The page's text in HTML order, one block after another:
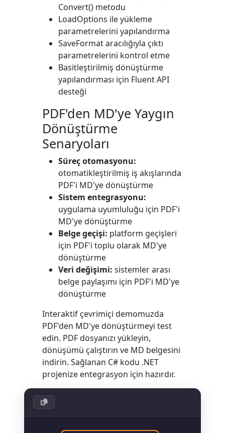
Convert() metodu
LoadOptions ile yükleme
parametrelerini yapılandırma
SaveFormataracılığıyla çıktı
parametrelerini kontrol etme
Basitleştirilmiş dönüştürme
yapılandırması için Fluent API
desteği
PDF'den MD'ye Yaygın
Dönüştürme
Senaryoları
Süreç otomasyonu:
otomatikleştirilmiş iş akışlarında
PDF'i MD'ye dönüştürme
Sistem entegrasyonu:
uygulama uyumluluğu için PDF'i
MD'ye dönüştürme
Belge geçişi: platform geçişleri
için PDF'i toplu olarak MD'ye
dönüştürme
Veri değişimi: sistemler arası
belge paylaşımı için PDF'i MD'ye
dönüştürme
Interaktif çevrimiçi demomuzda
PDF'den MD'ye dönüştürmeyi test
edin. PDF dosyanızı yükleyin,
dönüşümü çalıştırın ve MD belgesini
indirin. Sağlanan C# kodu .NET
projenize entegrasyon için hazırdır.